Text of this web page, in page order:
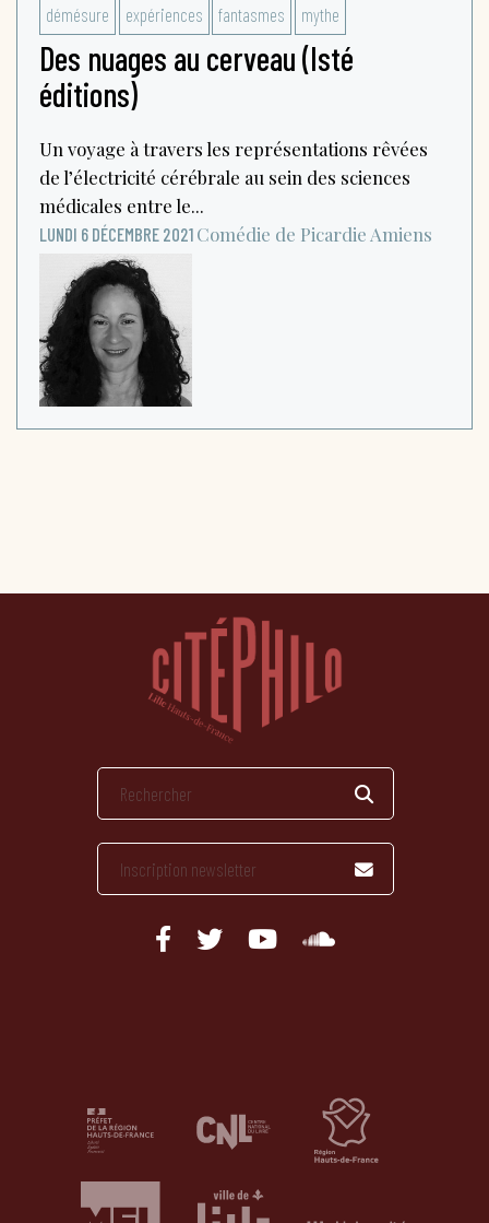
démésure expériences fantasmes mythe
Des nuages au cerveau (Isté
éditions)
Un voyage à travers les représentations rêvées
de l’électricité cérébrale au sein des sciences
médicales entre le...
LUNDI 6 DÉCEMBRE 2021 Comédie de Picardie Amiens